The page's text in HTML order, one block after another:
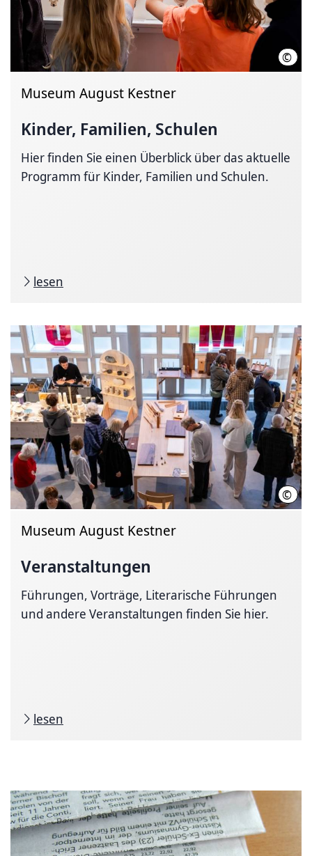
©
Museum August Kestner
Kinder, Familien, Schulen
Hier finden Sie einen Überblick über das aktuelle
Programm für Kinder, Familien und Schulen.
lesen
©
Museum August Kestner
Veranstaltungen
Führungen, Vorträge, Literarische Führungen
und andere Veranstaltungen finden Sie hier.
lesen